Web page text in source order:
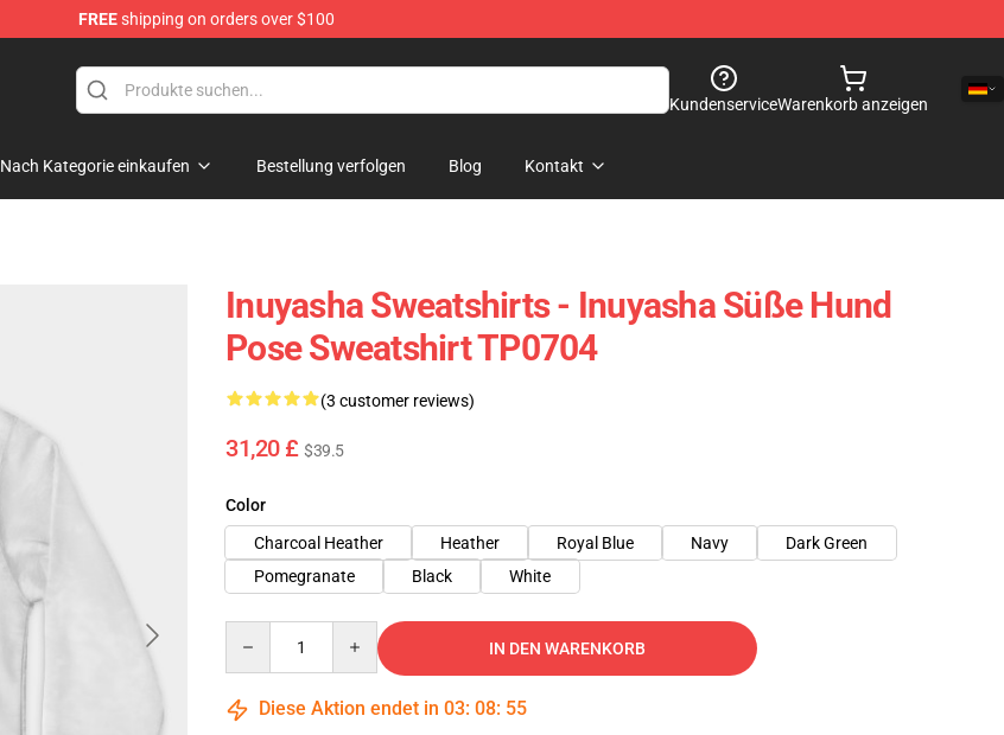
FREEshipping on orders over $100
KundenserviceWarenkorb anzeigen
Nach Kategorie einkaufen Bestellung verfolgen Blog Kontakt
Inuyasha Sweatshirts - Inuyasha Süße Hund
Pose Sweatshirt TP0704
(3 customer reviews)
31,20 £ $39.5
Color
Charcoal Heather
Heather Royal Blue Navy
Dark Green
Pomegranate
Black White
IN DEN WARENKORB
Diese Aktion endet in 03: 08: 54